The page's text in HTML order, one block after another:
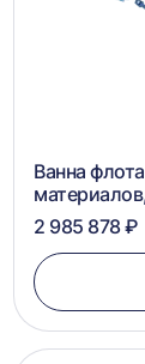
Ванна
2 985 878 ₽